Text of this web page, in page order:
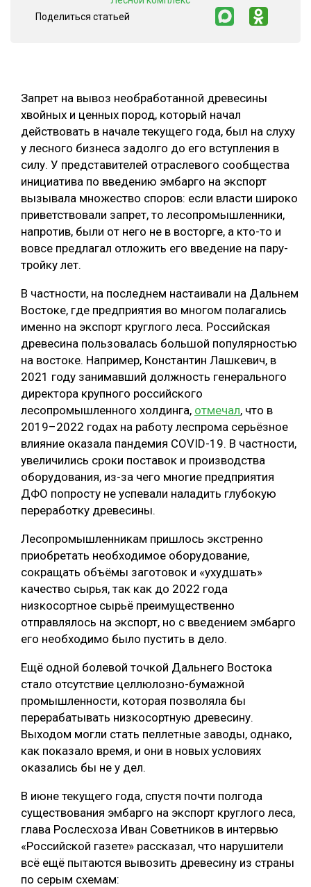
СУШКА ДРЕВЕСИНЫ
Запрет на вывоз необработанной древесины
хвойных и ценных пород, который начал
действовать в начале текущего года, был на слуху
у лесного бизнеса задолго до его вступления в
силу. У представителей отраслевого сообщества
инициатива по введению эмбарго на экспорт
вызывала множество споров: если власти широко
приветствовали запрет, то лесопромышленники,
напротив, были от него не в восторге, а кто-то и
вовсе предлагал отложить его введение на пару-
тройку лет.
В частности, на последнем настаивали на Дальнем
Востоке, где предприятия во многом полагались
именно на экспорт круглого леса. Российская
древесина пользовалась большой популярностью
на востоке. Например, Константин Лашкевич, в
2021 году занимавший должность генерального
директора крупного российского
лесопромышленного холдинга, отмечал, что в
2019–2022 годах на работу леспрома серьёзное
влияние оказала пандемия COVID-19. В частности,
увеличились сроки поставок и производства
оборудования, из-за чего многие предприятия
ДФО попросту не успевали наладить глубокую
переработку древесины.
Лесопромышленникам пришлось экстренно
приобретать необходимое оборудование,
сокращать объёмы заготовок и «ухудшать»
качество сырья, так как до 2022 года
низкосортное сырьё преимущественно
отправлялось на экспорт, но с введением эмбарго
его необходимо было пустить в дело.
Ещё одной болевой точкой Дальнего Востока
стало отсутствие целлюлозно-бумажной
промышленности, которая позволяла бы
перерабатывать низкосортную древесину.
Выходом могли стать пеллетные заводы, однако,
как показало время, и они в новых условиях
оказались бы не у дел.
В июне текущего года, спустя почти полгода
существования эмбарго на экспорт круглого леса,
глава Рослесхоза Иван Советников в интервью
«Российской газете» рассказал, что нарушители
всё ещё пытаются вывозить древесину из страны
по серым схемам:
Поделиться статьей